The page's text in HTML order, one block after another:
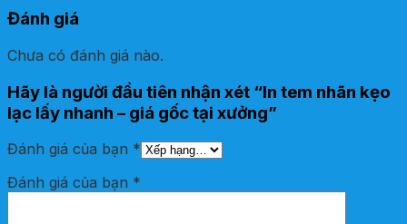
Đánh giá
Chưa có đánh giá nào.
Hãy là người đầu tiên nhận xét “In tem nhãn kẹo
lạc lấy nhanh – giá gốc tại xưởng”
Đánh giá của bạn *
Đánh giá của bạn *